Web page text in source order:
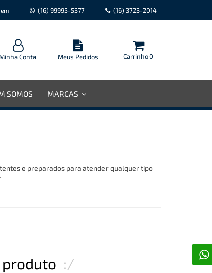
(16) 99995-5377 (16) 3723-2014
Minha Conta Meus Pedidos Carrinho0
SOMOS MARCAS
e preparados para atender qualquer tipo
:/